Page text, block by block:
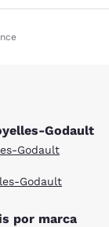
Godault
Godault
Godault
por marca